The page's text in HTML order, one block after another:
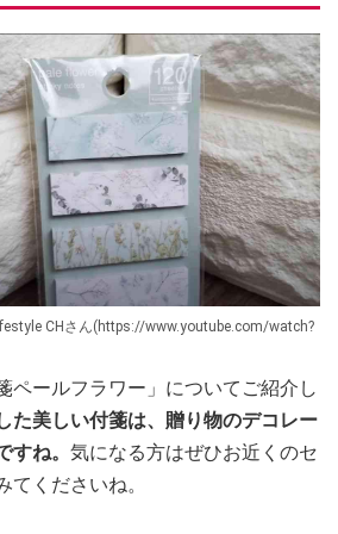
CHさん(https://www.youtube.com/watch?
ペールフラワー」についてご紹介し
た美しい付箋は、贈り物のデコレー
ね。 気になる方はぜひお近くのセ
てくださいね。